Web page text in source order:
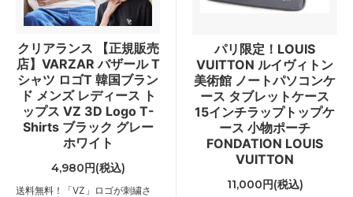
クリアランス 【正規販売
店】VARZAR バザール T
シャツ ロゴT 韓国ブラン
ド メンズ レディース ト
ップス VZ 3D Logo T-
Shirts ブラック グレー
ホワイト
4,980円(税込)
送料無料！「VZ」ロゴが刺繍さ
パリ限定！LOUIS
VUITTON ルイヴィトン
美術館 ノートパソコンケ
ース タブレットケース
15インチラップトップケ
ース 小物ポーチ
FONDATION LOUIS
VUITTON
11,000円(税込)